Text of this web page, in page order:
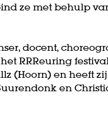
ze met behulp
docent,
RRReuring
(Hoorn) en heeft
en